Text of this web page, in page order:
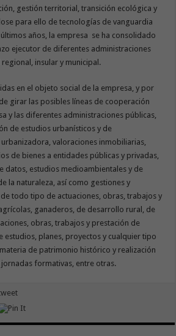
gestión territorial, transición ecológica y
para ello de tecnologías de vanguardia
años, la empresa se ha consolidado
ejecutor de diferentes administraciones
insular y municipal.
en el objeto social de la empresa, y por
girar las posibles líneas de cooperación
y las diferentes administraciones públicas,
de estudios urbanísticos y de
valoraciones inmobiliarias,
de bienes a entidades públicas y privadas,
datos, estudios medioambientales y de
la naturaleza, así como gestiones y
todo tipo de actuaciones, obras, trabajos y
ganaderos, de desarrollo rural, de
obras, trabajos y prestación de
estudios, planes, proyectos y cualquier tipo
de patrimonio histórico y realización
formativas, entre otras.